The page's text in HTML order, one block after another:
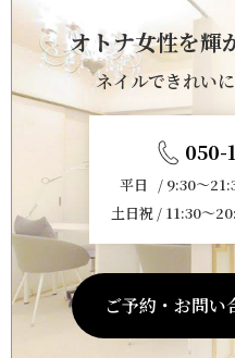
オトナ女性を輝
ネイルできれい
050-
平日 / 9:30～
土日祝 / 11:30～
ご予約・お問い